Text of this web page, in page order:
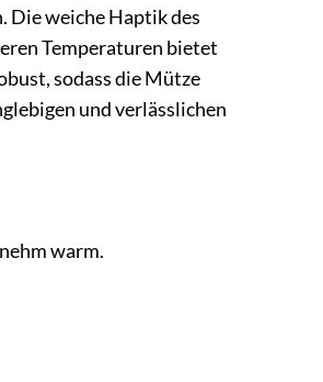
Die weiche Haptik des
Temperaturen bietet
sodass die Mütze
und verlässlichen
warm.